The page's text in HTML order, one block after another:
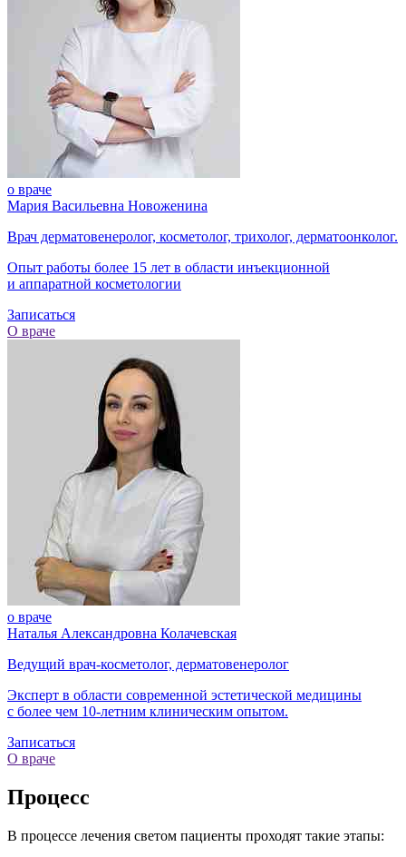
о враче
Мария Васильевна Новоженина
Врач дерматовенеролог, косметолог, трихолог, дерматоонколог.
Опыт работы более 15 лет в области инъекционной
и аппаратной косметологии
Записаться
О враче
о враче
Наталья Александровна Колачевская
Ведущий врач-косметолог, дерматовенеролог
Эксперт в области современной эстетической медицины
с более чем 10-летним клиническим опытом.
Записаться
О враче
Процесс
В процессе лечения светом пациенты проходят такие этапы: